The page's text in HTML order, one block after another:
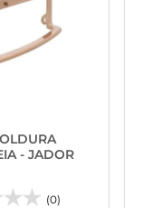
- JADOR
(0)